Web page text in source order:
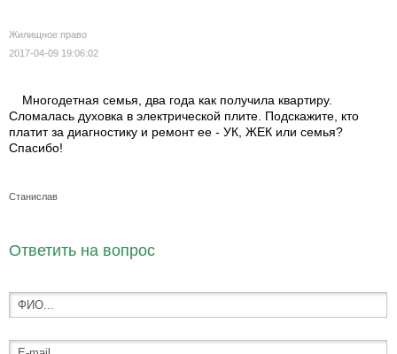
Жилищное право
2017-04-09 19:06:02
Многодетная семья, два года как получила квартиру.
Сломалась духовка в электрической плите. Подскажите, кто
платит за диагностику и ремонт ее - УК, ЖЕК или семья?
Спасибо!
Станислав
Ответить на вопрос